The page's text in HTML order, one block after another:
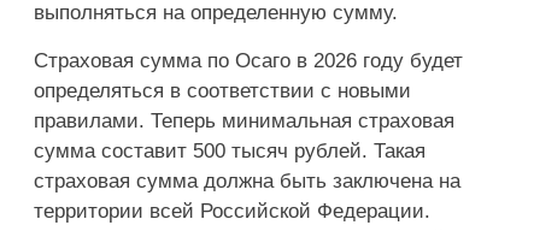
выполняться на определенную сумму.
Страховая сумма по Осаго в 2026 году будет
определяться в соответствии с новыми
правилами. Теперь минимальная страховая
сумма составит 500 тысяч рублей. Такая
страховая сумма должна быть заключена на
территории всей Российской Федерации.